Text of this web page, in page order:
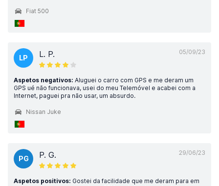
Fiat 500
05/09/23
LP L. P.
Aspetos negativos: Aluguei o carro com GPS e me deram um
GPS ué não funcionava, usei do meu Telemóvel e acabei com a
Internet, paguei pra não usar, um absurdo.
Nissan Juke
29/06/23
PG P. G.
Aspetos positivos: Gostei da facilidade que me deram para em